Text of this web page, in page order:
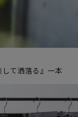
て洒落る』一本